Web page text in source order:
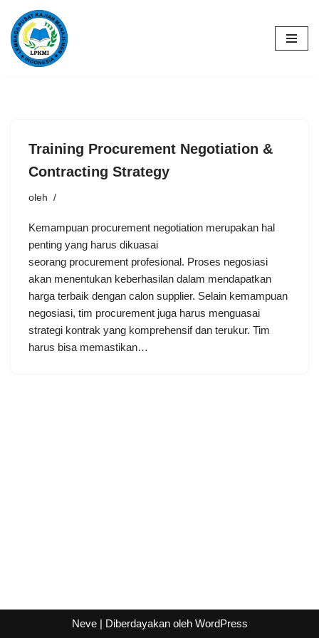
Lompat
ke
Training Procurement Negotiation &
Contracting Strategy
oleh
Kemampuan procurement negotiation merupakan hal
penting yang harus dikuasai
seorang procurement profesional. Proses negosiasi
akan menentukan keberhasilan dalam mendapatkan
harga terbaik dengan calon supplier. Selain kemampuan
negosiasi, tim procurement juga harus menguasai
strategi kontrak yang komprehensif dan terukur. Tim
harus bisa memastikan…
Neve| Diberdayakan oleh WordPress